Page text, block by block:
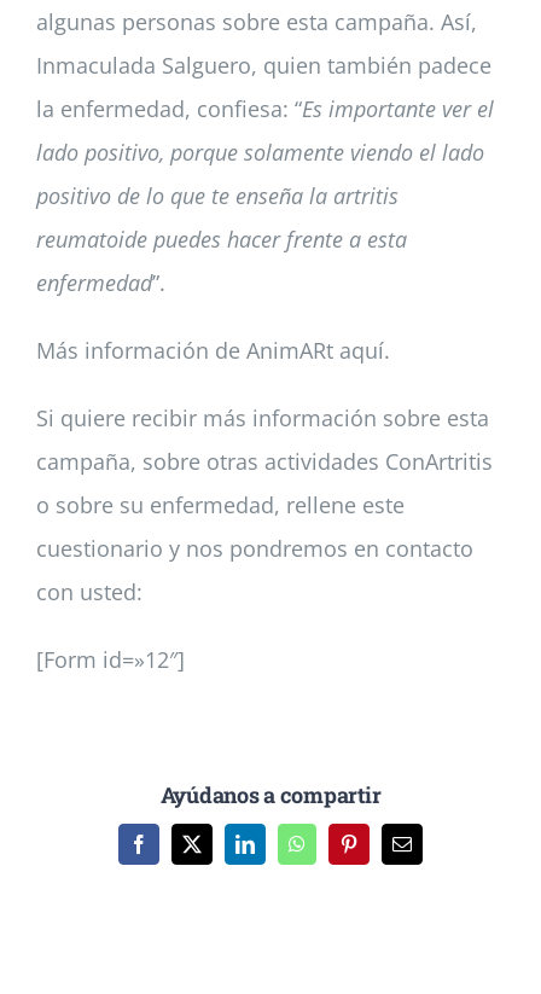
algunas personas sobre esta campaña. Así,
Inmaculada Salguero, quien también padece
la enfermedad, confiesa: “Es importante ver el
lado positivo, porque solamente viendo el lado
positivo de lo que te enseña la artritis
reumatoide puedes hacer frente a esta
enfermedad”.
Más información de AnimARt aquí.
Si quiere recibir más información sobre esta
campaña, sobre otras actividades ConArtritis
o sobre su enfermedad, rellene este
cuestionario y nos pondremos en contacto
con usted:
[Form id=»12″]
Ayúdanos a compartir
Facebook
X LinkedInWhatsAppPinterestCorreo